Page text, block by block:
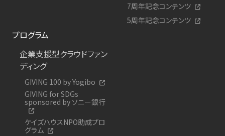
7周年記念コンテンツ
5周年記念コンテンツ
プログラム
企業支援型クラウドファン
ディング
GIVING 100 by Yogibo
GIVING for SDGs
sponsored by ソニー銀行
ケイズハウスNPO助成プロ
グラム